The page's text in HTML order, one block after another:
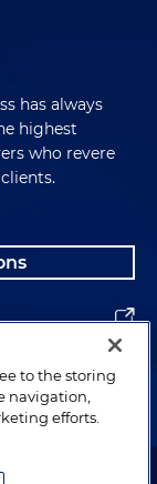
has always
highest
who revere
& Knight LLP.
to the storing
navigation,
efforts.